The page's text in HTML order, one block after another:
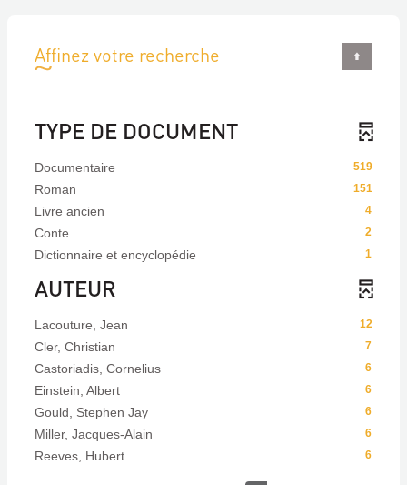
Affinez votre recherche
TYPE DE DOCUMENT
519
Documentaire
151
Roman
4
Livre ancien
2
Conte
1
Dictionnaire et encyclopédie
AUTEUR
12
Lacouture, Jean
7
Cler, Christian
6
Castoriadis, Cornelius
6
Einstein, Albert
6
Gould, Stephen Jay
6
Miller, Jacques-Alain
6
Reeves, Hubert